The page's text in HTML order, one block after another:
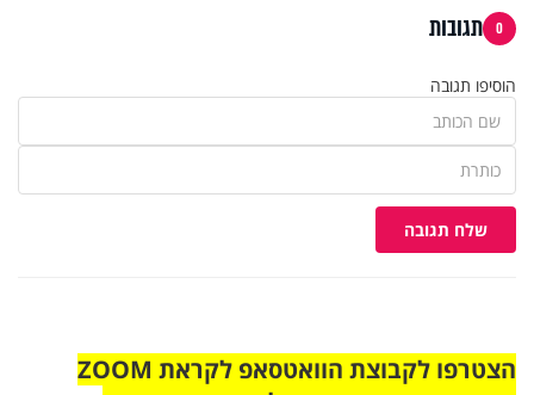
0 תגובות
הוסיפו תגובה
שלח תגובה
הצטרפו לקבוצת הוואטסאפ לקראת ZOOM